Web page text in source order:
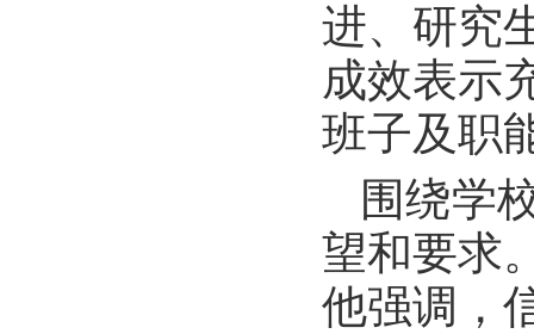
进、研究
成效表示
班子及职
围绕学
望和要求
他强调，